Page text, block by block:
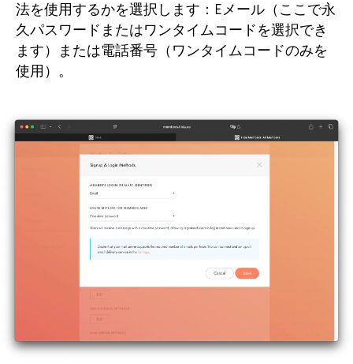
法を使用するかを選択します：Eメール（ここで永
久パスワードまたはワンタイムコードを選択でき
ます）または電話番号（ワンタイムコードのみを
使用）。